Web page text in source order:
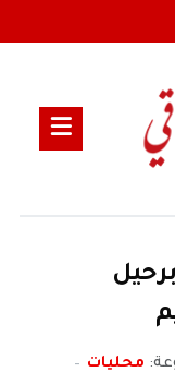
محليات